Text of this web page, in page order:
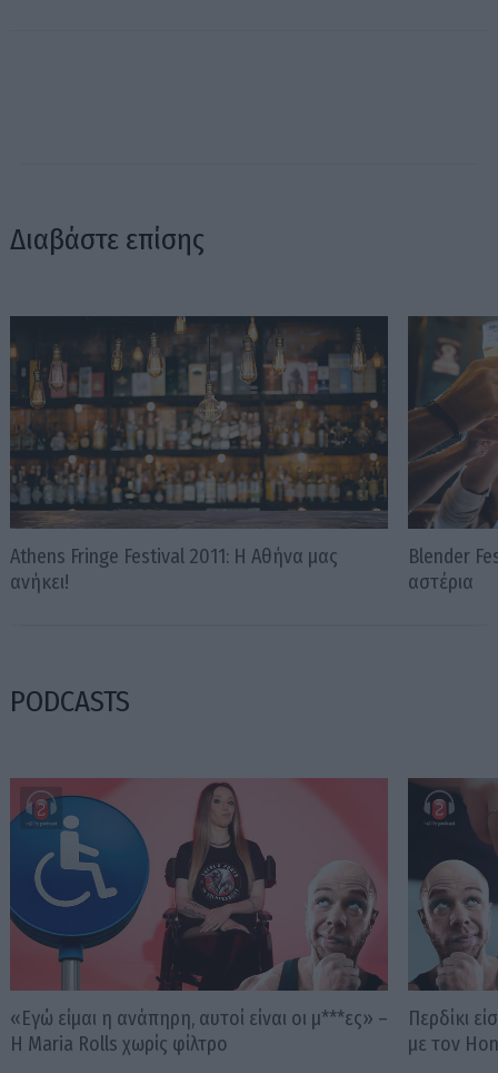
Διαβάστε επίσης
Athens Fringe Festival 2011: Η Αθήνα μας
ανήκει!
Blender
αστέρια
PODCASTS
«Εγώ είμαι η ανάπηρη, αυτοί είναι οι μ***ες» –
Η Maria Rolls χωρίς φίλτρο
Περδίκι
με τον